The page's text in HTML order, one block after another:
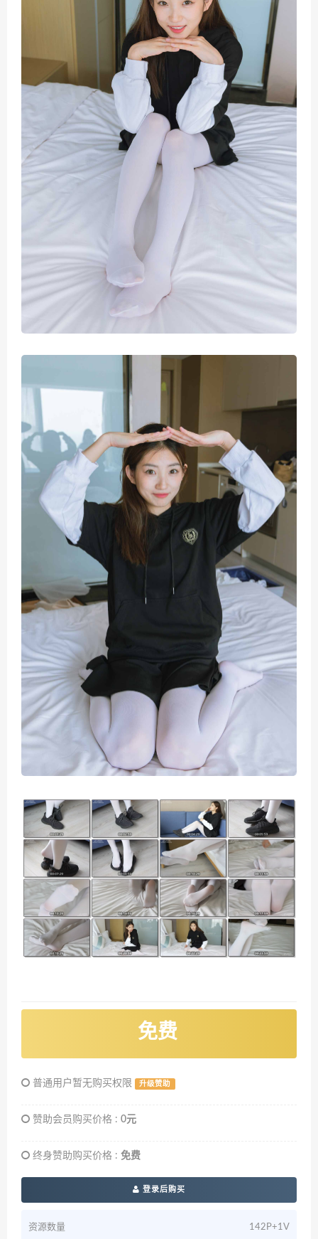
免费
普通用户暂无购买权限 升级赞助
赞助会员购买价格 : 0元
终身赞助购买价格 : 免费
登录后购买
资源数量 142P+1V